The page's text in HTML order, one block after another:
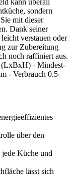
kann überall
sondern
mit dieser
Dank seiner
verstauen oder
zur Zubereitung
noch raffiniert aus.
(LxBxH) - Mindest-
- Verbrauch 0.5-
über den
jede Küche und
lässt sich